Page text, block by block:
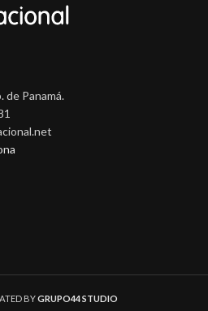
de Panamá.
BYGRUPO44 STUDIO